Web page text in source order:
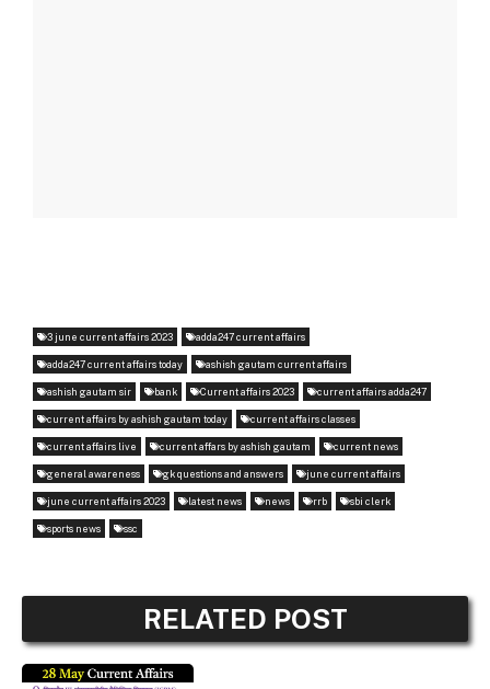
3 june current affairs 2023 adda247 current affairs
adda247 current affairs today ashish gautam current affairs
ashish gautam sir bank Current affairs 2023 current affairs adda247
current affairs by ashish gautam today current affairs classes
current affairs live current affars by ashish gautam current news
general awareness gk questions and answers june current affairs
june current affairs 2023 latest news news rrb sbi clerk
sports news ssc
RELATED POST